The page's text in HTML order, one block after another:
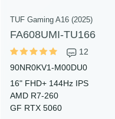
TUF Gaming A16 (2025)
FA608UMI-TU166
12
90NR0KV1-M00DU0
16" FHD+ 144Hz IPS
AMD R7-260
GF RTX 5060